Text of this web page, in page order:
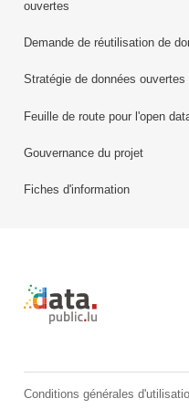
ouvertes
Demande de réutilisation de
Stratégie de données ouvertes
Feuille de route pour l'open
Gouvernance du projet
Fiches d'information
Retour à l'accueil de
Conditions générales